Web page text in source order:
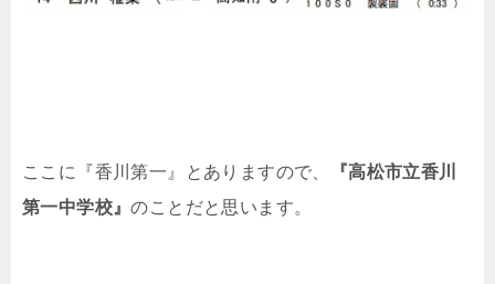
ここに『香川第一』とありますので、
『高松市立香川
第一中学校』のことだと思います。